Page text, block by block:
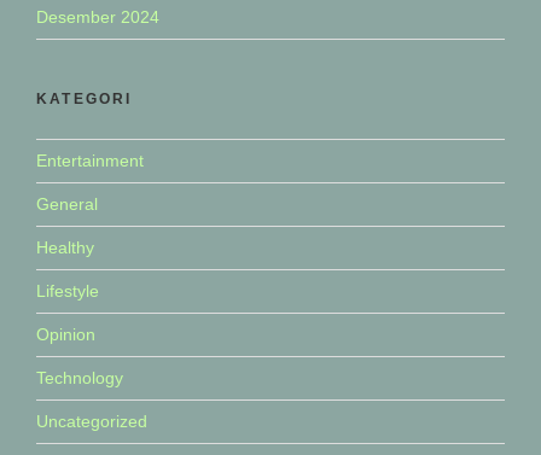
Desember 2024
KATEGORI
Entertainment
General
Healthy
Lifestyle
Opinion
Technology
Uncategorized